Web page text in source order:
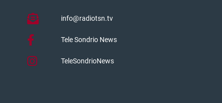
info@radiotsn.tv
Tele Sondrio News
TeleSondrioNews